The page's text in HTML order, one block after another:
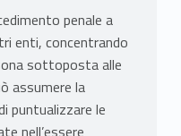
penale a
enti, concentrando
sottoposta alle
assumere la
puntualizzare le